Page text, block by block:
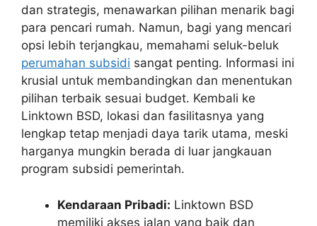
dan strategis, menawarkan pilihan menarik bagi
para pencari rumah. Namun, bagi yang mencari
opsi lebih terjangkau, memahami seluk-beluk
perumahan subsidi sangat penting. Informasi ini
krusial untuk membandingkan dan menentukan
pilihan terbaik sesuai budget. Kembali ke
Linktown BSD, lokasi dan fasilitasnya yang
lengkap tetap menjadi daya tarik utama, meski
harganya mungkin berada di luar jangkauan
program subsidi pemerintah.
Kendaraan Pribadi: Linktown BSD
memiliki akses jalan yang baik dan